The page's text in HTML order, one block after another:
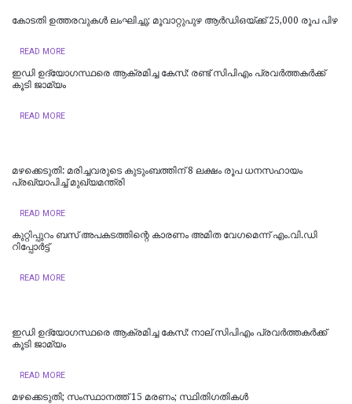
കോടതി ഉത്തരവുകൾ ലംഘിച്ചു; മൂവാറ്റുപുഴ ആർഡിഒയ്ക്ക് 25,000 രൂപ പിഴ
READ MORE
ഇഡി ഉദ്യോഗസ്ഥരെ ആക്രമിച്ച കേസ്: രണ്ട് സിപിഎം പ്രവർത്തകർക്ക്
കൂടി ജാമ്യം
READ MORE
മഴക്കെടുതി: മരിച്ചവരുടെ കുടുംബത്തിന് 8 ലക്ഷം രൂപ ധനസഹായം
പ്രഖ്യാപിച്ച് മുഖ്യമന്ത്രി
READ MORE
കുറ്റിപ്പുറം ബസ് അപകടത്തിന്റെ കാരണം അമിത വേഗമെന്ന് എം.വി.ഡി
റിപ്പോര്‍ട്ട്
READ MORE
ഇഡി ഉദ്യോഗസ്ഥരെ ആക്രമിച്ച കേസ്: നാല് സിപിഎം പ്രവർത്തകർക്ക്
കൂടി ജാമ്യം
READ MORE
മഴക്കെടുതി; സംസ്ഥാനത്ത് 15 മരണം; സ്ഥിതിഗതികൾ